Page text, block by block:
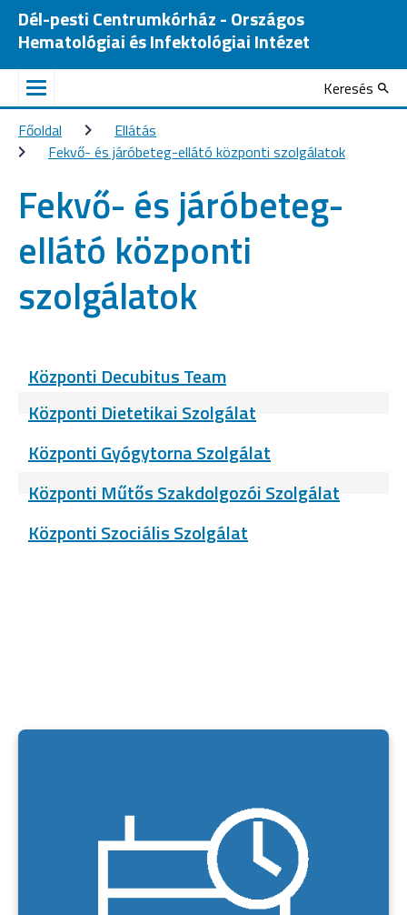
Dél-pesti Centrumkórház - Országos
Hematológiai és Infektológiai Intézet
Keresés
Főoldal
Ellátás
Fekvő- és járóbeteg-ellátó központi szolgálatok
Fekvő- és járóbeteg-
ellátó központi
szolgálatok
Központi Decubitus Team
Központi Dietetikai Szolgálat
Központi Gyógytorna Szolgálat
Központi Műtős Szakdolgozói Szolgálat
Központi Szociális Szolgálat